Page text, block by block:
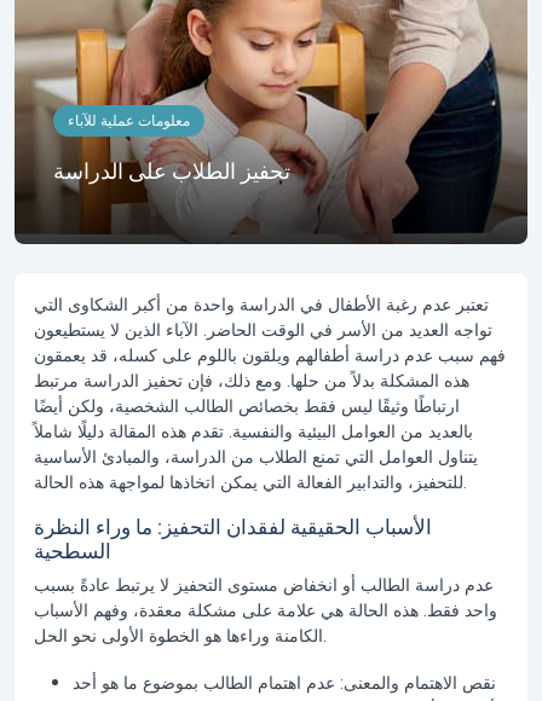
معلومات عملية للآباء
تحفيز الطلاب على الدراسة
تعتبر عدم رغبة الأطفال في الدراسة واحدة من أكبر الشكاوى التي
تواجه العديد من الأسر في الوقت الحاضر. الآباء الذين لا يستطيعون
فهم سبب عدم دراسة أطفالهم ويلقون باللوم على كسله، قد يعمقون
هذه المشكلة بدلاً من حلها. ومع ذلك، فإن تحفيز الدراسة مرتبط
ارتباطًا وثيقًا ليس فقط بخصائص الطالب الشخصية، ولكن أيضًا
بالعديد من العوامل البيئية والنفسية. تقدم هذه المقالة دليلًا شاملاً
يتناول العوامل التي تمنع الطلاب من الدراسة، والمبادئ الأساسية
الأسباب الحقيقية لفقدان التحفيز: ما وراء النظرة
السطحية
عدم دراسة الطالب أو انخفاض مستوى التحفيز لا يرتبط عادةً بسبب
واحد فقط. هذه الحالة هي علامة على مشكلة معقدة، وفهم الأسباب
نقص الاهتمام والمعنى: عدم اهتمام الطالب بموضوع ما هو أحد